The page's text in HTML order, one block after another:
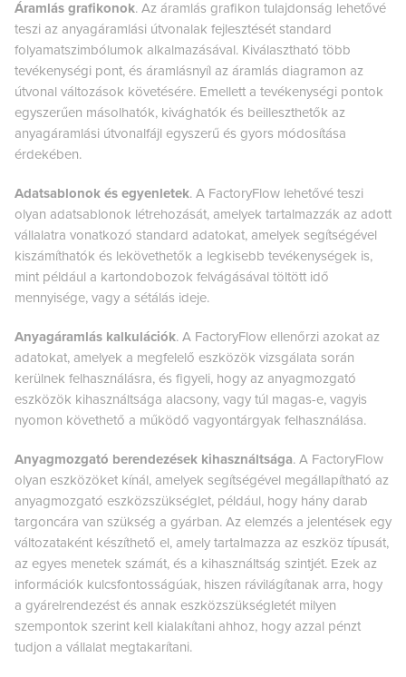
Áramlás grafikonok. Az áramlás grafikon tulajdonság lehetővé
teszi az anyagáramlási útvonalak fejlesztését standard
folyamatszimbólumok alkalmazásával. Kiválasztható több
tevékenységi pont, és áramlásnyíl az áramlás diagramon az
útvonal változások követésére. Emellett a tevékenységi pontok
egyszerűen másolhatók, kivághatók és beilleszthetők az
anyagáramlási útvonalfájl egyszerű és gyors módosítása
érdekében.
Adatsablonok és egyenletek. A FactoryFlow lehetővé teszi
olyan adatsablonok létrehozását, amelyek tartalmazzák az adott
vállalatra vonatkozó standard adatokat, amelyek segítségével
kiszámíthatók és lekövethetők a legkisebb tevékenységek is,
mint például a kartondobozok felvágásával töltött idő
mennyisége, vagy a sétálás ideje.
Anyagáramlás kalkulációk. A FactoryFlow ellenőrzi azokat az
adatokat, amelyek a megfelelő eszközök vizsgálata során
kerülnek felhasználásra, és figyeli, hogy az anyagmozgató
eszközök kihasználtsága alacsony, vagy túl magas-e, vagyis
nyomon követhető a működő vagyontárgyak felhasználása.
Anyagmozgató berendezések kihasználtsága. A FactoryFlow
olyan eszközöket kínál, amelyek segítségével megállapítható az
anyagmozgató eszközszükséglet, például, hogy hány darab
targoncára van szükség a gyárban. Az elemzés a jelentések egy
változataként készíthető el, amely tartalmazza az eszköz típusát,
az egyes menetek számát, és a kihasználtság szintjét. Ezek az
információk kulcsfontosságúak, hiszen rávilágítanak arra, hogy
a gyárelrendezést és annak eszközszükségletét milyen
szempontok szerint kell kialakítani ahhoz, hogy azzal pénzt
tudjon a vállalat megtakarítani.